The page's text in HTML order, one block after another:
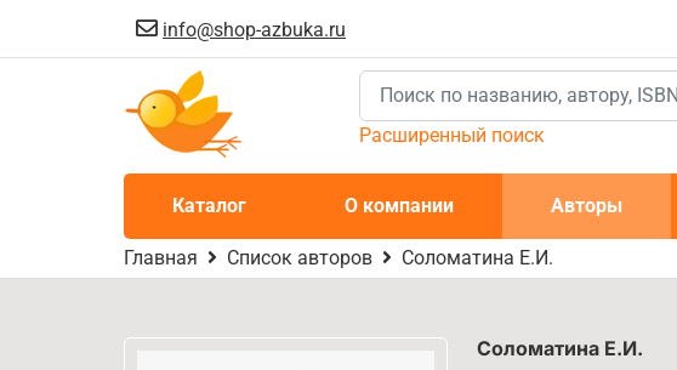
info@shop-azbuka.ru
Расширенный поиск
Каталог О компании Авторы
Главная Список авторов Соломатина Е.И.
Соломатина Е.И.